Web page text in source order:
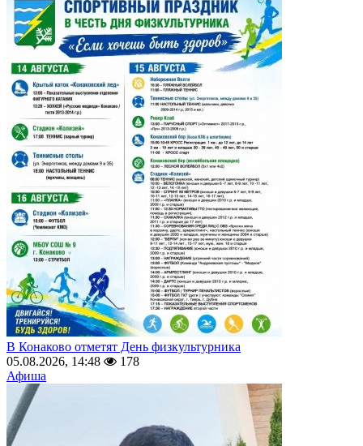
В Конаково отметят День физкультурника
05.08.2026, 14:48
178
Афиша